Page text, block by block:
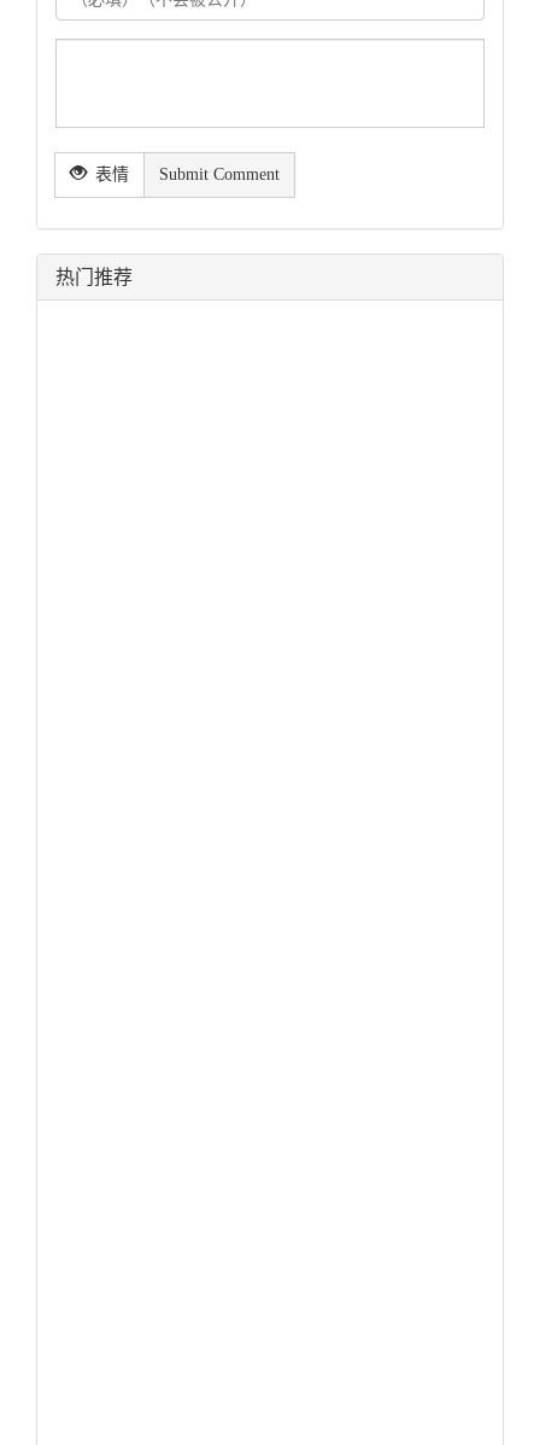
表情 Submit Comment
热门推荐